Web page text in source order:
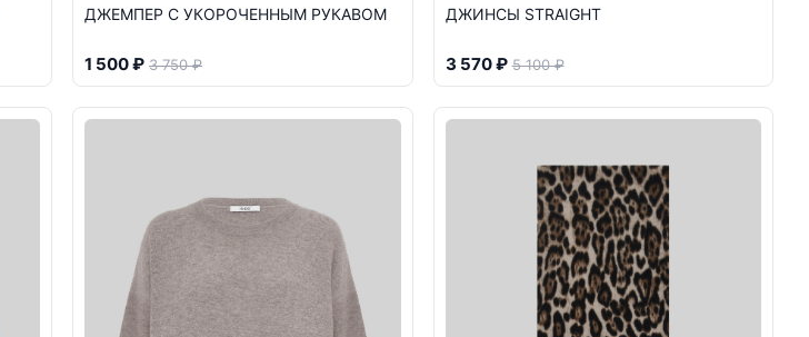
ДЖЕМПЕР С УКОРОЧЕННЫМ РУКАВОМ
1 500 ₽ 3 750 ₽
ДЖИНСЫ STRAIGHT
3 570 ₽ 5 100 ₽